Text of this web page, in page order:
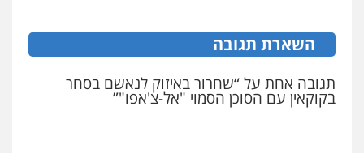
עו"ד קארין לגטיוי
פלילי פשיעה חמורההשארת תגובה
תגובה אחת על “שחרור באיזוק לנאשם בסחר
בקוקאין עם הסוכן הסמוי "אל-צ'אפו"”
0545437431
עו"ד עלי סעדי
פלילי פשיעה חמורה ליווי וייצוג בחקירות